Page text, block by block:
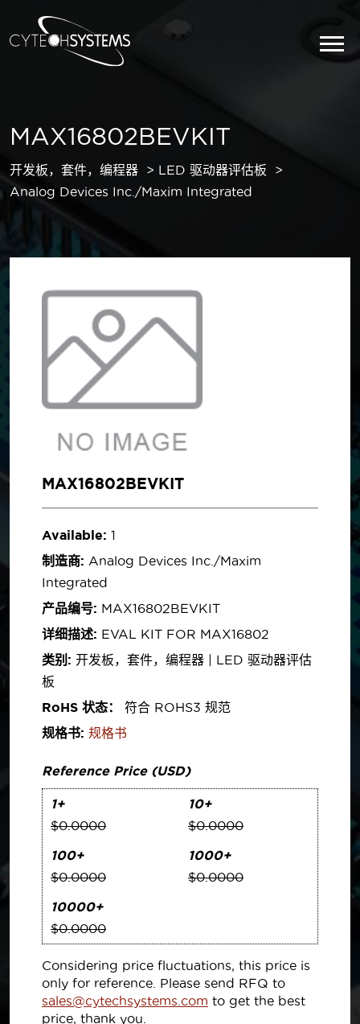
MAX16802BEVKIT
开发板，套件，编程器
LED 驱动器评估板
Analog Devices Inc./Maxim Integrated
MAX16802BEVKIT
Available: 1
制造商: Analog Devices Inc./Maxim
Integrated
产品编号: MAX16802BEVKIT
详细描述: EVAL KIT FOR MAX16802
类别: 开发板，套件，编程器 | LED 驱动器评估
板
RoHS 状态：
符合 ROHS3 规范
规格书: 规格书
Reference Price (USD)
1+
$0.0000
10+
$0.0000
100+
$0.0000
1000+
$0.0000
10000+
$0.0000
Considering price fluctuations, this price is
only for reference. Please send RFQ to
sales@cytechsystems.com to get the best
price, thank you.